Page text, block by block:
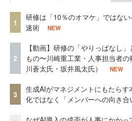
1
研修は「10％のオマケ」ではな
速術
NEW
2
【動画】研修の「やりっぱなし
もの〜川崎重工業・人事担当者
川蒼太氏・坂井風太氏）
NEW
3
生成AIがマネジメントにもたら
化ではなく「メンバーへの向き合